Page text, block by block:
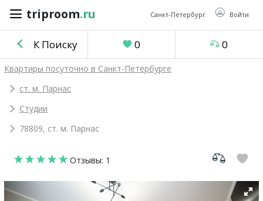
triproom.ru Санкт-Петербург Войти
triproom .ru
Российский
Войти / Зарегистрироваться
объявление
0
К Поиску 0 0
Квартиры посуточно в Санкт-Петербурге
ст. м. Парнас
Студии
78809, ст. м. Парнас
Отзывы: 1